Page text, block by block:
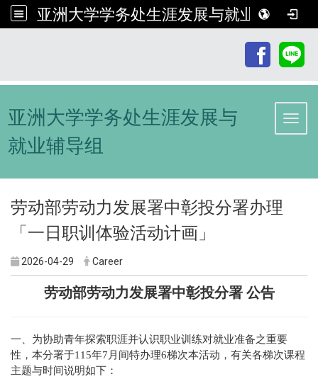
亚洲大学学务处生涯发展与就业辅导组
亚洲大学学务处生涯发展与
就业辅导组
劳动部劳动力发展署中彰投分署办理
「一日职训体验活动计画」
2026-04-29 Career
劳动部劳动力发展署中彰投分署 公告
一、为协助青年探索职涯并认识职业训练对就业准备之重要
性，本分署于115年7月间特办理6梯次本活动，有关各梯次课程
主题与时间说明如下：